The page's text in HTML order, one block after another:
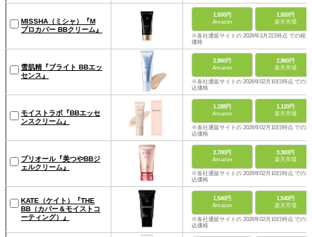
MISSHA（ミシャ）『M
プロカバー BBクリーム』
1,500円
Amazon
1,650円
楽天市場
※各社通販サイトの 2026年3月2日時点 での税込
価格
雪肌精『ブライト BBエッ
センス』
2,860円
Amazon
2,860円
楽天市場
※各社通販サイトの 2026年02月10日時点 での税
込価格
モイストラボ『BBエッセ
ンスクリーム』
1,188円
Amazon
1,120円
楽天市場
※各社通販サイトの 2026年02月10日時点 での税
込価格
プリオール『美つやBBジ
ェルクリーム』
2,700円
Amazon
3,300円
楽天市場
※各社通販サイトの 2026年02月10日時点 での税
込価格
KATE（ケイト）『THE
BB（カバー＆モイストコ
ーティング）』
1,540円
Amazon
1,540円
楽天市場
※各社通販サイトの 2026年02月10日時点 での税
込価格